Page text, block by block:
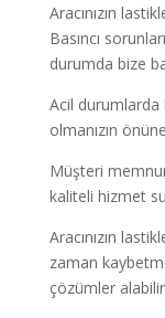
Aracınızın
Basıncı
durumda bize
Acil durumlarda
olmanızın
Müşteri
kaliteli hizmet
Aracınızın
zaman
çözümler